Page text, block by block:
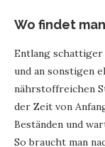
Wo findet
Entlang schattiger
und an sonstigen
nährstoffreichen
der Zeit von
Beständen und
So braucht man